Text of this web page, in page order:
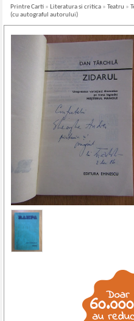
Printre Carti » Literatura si critica »Teatru »
(cu autograful autorului)